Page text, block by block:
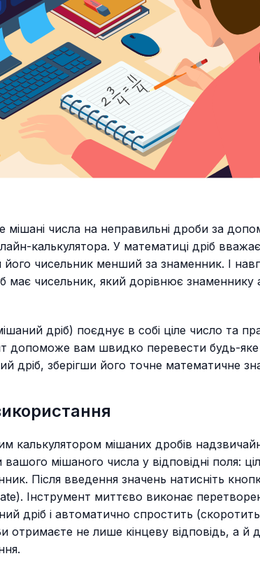
мішані числа на неправильні дроби за
калькулятора. У математиці дріб
чисельник менший за знаменник. І
має чисельник, який дорівнює знаменнику
дріб) поєднує в собі ціле число та
допоможе вам швидко перевести будь-
дріб, зберігши його точне математичне
калькулятором мішаних дробів
мішаного числа у відповідні поля:
Після введення значень натисніть
Інструмент миттєво виконає
дріб і автоматично спростить
не лише кінцеву відповідь, а й